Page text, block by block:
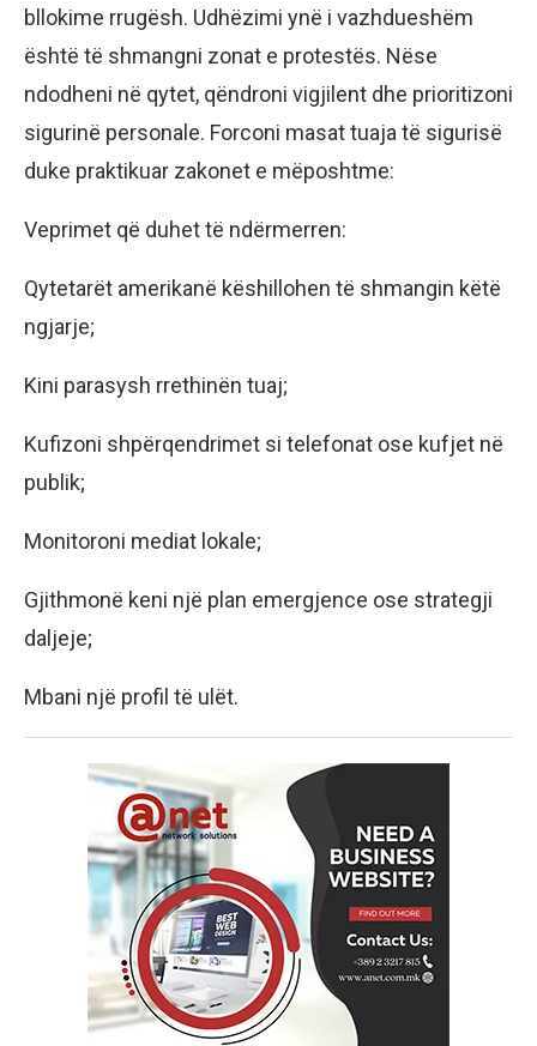
bllokime rrugësh. Udhëzimi ynë i vazhdueshëm
është të shmangni zonat e protestës. Nëse
ndodheni në qytet, qëndroni vigjilent dhe prioritizoni
sigurinë personale. Forconi masat tuaja të sigurisë
duke praktikuar zakonet e mëposhtme:
Veprimet që duhet të ndërmerren:
Qytetarët amerikanë këshillohen të shmangin këtë
ngjarje;
Kini parasysh rrethinën tuaj;
Kufizoni shpërqendrimet si telefonat ose kufjet në
publik;
Monitoroni mediat lokale;
Gjithmonë keni një plan emergjence ose strategji
daljeje;
Mbani një profil të ulët.